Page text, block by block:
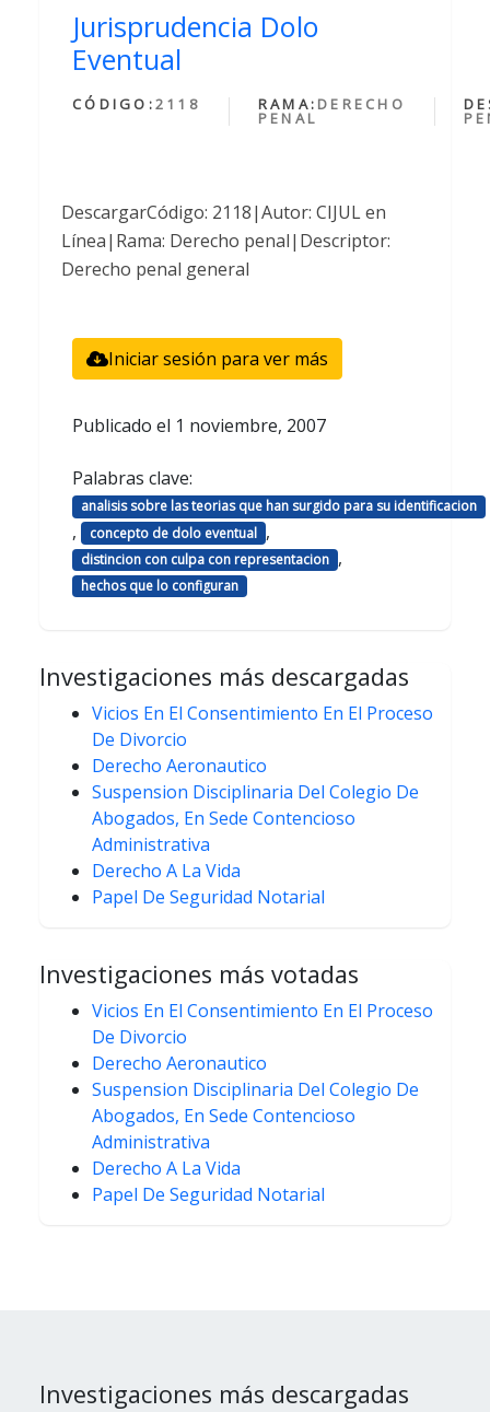
Jurisprudencia Dolo
Eventual
CÓDIGO:2118 RAMA: DERECHO
PENAL
DescargarCódigo: 2118|Autor: CIJUL en
Línea|Rama: Derecho penal|Descriptor:
Derecho penal general
Iniciar sesión para ver más
Publicado el 1 noviembre, 2007
Palabras clave:
analisis sobre las teorias que han surgido para su identificacion
, concepto de dolo eventual ,
distincion con culpa con representacion ,
hechos que lo configuran
Investigaciones más descargadas
Vicios En El Consentimiento En El Proceso
De Divorcio
Derecho Aeronautico
Suspension Disciplinaria Del Colegio De
Abogados, En Sede Contencioso
Administrativa
Derecho A La Vida
Papel De Seguridad Notarial
Investigaciones más votadas
Vicios En El Consentimiento En El Proceso
De Divorcio
Derecho Aeronautico
Suspension Disciplinaria Del Colegio De
Abogados, En Sede Contencioso
Administrativa
Derecho A La Vida
Papel De Seguridad Notarial
Investigaciones más descargadas